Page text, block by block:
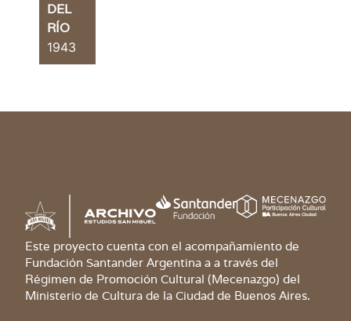
DEL
RÍO
1943
Este proyecto cuenta con el acompañamiento de
Fundación Santander Argentina a a través del
Régimen de Promoción Cultural (Mecenazgo) del
Ministerio de Cultura de la Ciudad de Buenos Aires.